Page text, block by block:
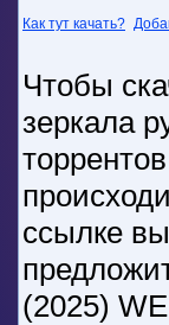
Как тут качать?
Чтобы
зеркала
ссылке
(2025)